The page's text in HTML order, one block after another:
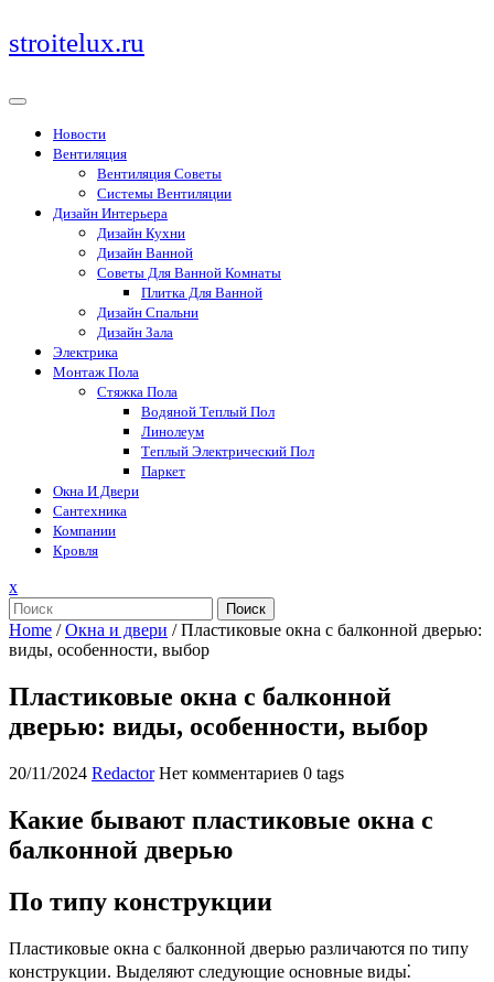
Перейти
к
stroitelux.ru
Новости
Вентиляция
Вентиляция Советы
Системы Вентиляции
Дизайн Интерьера
Дизайн Кухни
Дизайн Ванной
Советы Для Ванной Комнаты
Плитка Для Ванной
Дизайн Спальни
Дизайн Зала
Электрика
Монтаж Пола
Стяжка Пола
Водяной Теплый Пол
Линолеум
Теплый Электрический Пол
Паркет
Окна И Двери
Сантехника
Компании
Кровля
xЗакрыть
меню
Поиск
Home /Окна и двери /Пластиковые окна с балконной дверью:
виды, особенности, выбор
Пластиковые окна с балконной
дверью: виды, особенности, выбор
20/11/2024 Redactor Нет комментариев 0 tags
Какие бывают пластиковые окна с
балконной дверью
По типу конструкции
Пластиковые окна с балконной дверью различаются по типу
конструкции. Выделяют следующие основные виды⁚